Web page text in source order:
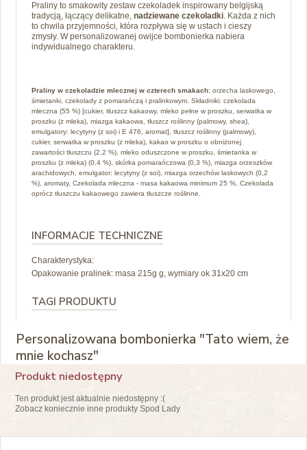
Praliny to smakowity zestaw czekoladek inspirowany belgijską
tradycją, łączący delikatne, nadziewane czekoladki. Każda z nich
to chwila przyjemności, która rozpływa się w ustach i cieszy
zmysły. W personalizowanej owijce bombonierka nabiera
indywidualnego charakteru.
Praliny w czekoladzie mlecznej w czterech smakach: orzecha laskowego,
śmietanki, czekolady z pomarańczą i pralinkowym. Składniki: czekolada
mleczna (55 %) [cukier, tłuszcz kakaowy, mleko pełne w proszku, serwatka w
proszku (z mleka), miazga kakaowa, tłuszcz roślinny (palmowy, shea),
emulgatory: lecytyny (z soi) i E 476, aromat], tłuszcz roślinny (palmowy),
cukier, serwatka w proszku (z mleka), kakao w proszku o obniżonej
zawartości tłuszczu (2,2 %), mleko oduszczone w proszku, śmietanka w
proszku (z mleka) (0,4 %), skórka pomarańczowa (0,3 %), miazga orzeszków
arachidowych, emulgator: lecytyny (z soi), miazga orzechów laskowych (0,2
%), aromaty, Czekolada mleczna - masa kakaowa minimum 25 %, Czekolada
oprócz tłuszczu kakaowego zawiera tłuszcze roślinne.
INFORMACJE TECHNICZNE
Charakterystyka:
Opakowanie pralinek: masa 215g g, wymiary ok 31x20 cm
TAGI PRODUKTU
Personalizowana bombonierka "Tato wiem, że
mnie kochasz"
Produkt niedostępny
Ten produkt jest aktualnie niedostępny :(
Zobacz koniecznie inne produkty Spod Lady